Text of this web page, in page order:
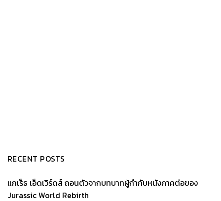
RECENT POSTS
แกเร็ธ เอ็ดเวิร์ดส์ ถอนตัวจากบทบาทผู้กำกับหนังภาคต่อของ
Jurassic World Rebirth